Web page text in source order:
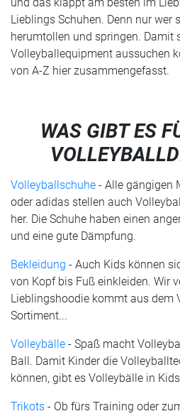
Lieblings Schuhen. Denn nur wer
herumtollen und springen. Damit
Volleyballequipment aussuchen
von A-Z hier zusammengefasst.
WAS GIBT ES
Volleyballschuhe - Alle gängigen
oder adidas stellen auch
her. Die Schuhe haben einen
und eine gute Dämpfung.
Bekleidung - Auch Kids können
von Kopf bis Fuß einkleiden. Wir
Lieblingshoodie kommt aus dem
Sortiment...
Volleybälle - Spaß macht
Ball. Damit Kinder die
können, gibt es Volleybälle in
Trikots - Ob fürs Training oder